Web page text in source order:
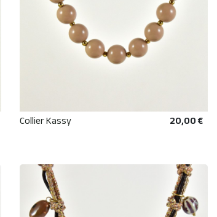
Collier Kassy 20,00 €